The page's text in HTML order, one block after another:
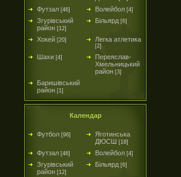
Футзал [46] Волейбол [4]
Згурівський
район [12]
Більярд [6]
Хокей [20] Легка атлетика
[2]
Шахи [4]
Переяслав-
Хмельницький
район [3]
Баришівський
район [1]
Календар
Футбол [96]
Яготинська
ДЮСШ [18]
Футзал [46] Волейбол [4]
Згурівський
район [12]
Більярд [6]